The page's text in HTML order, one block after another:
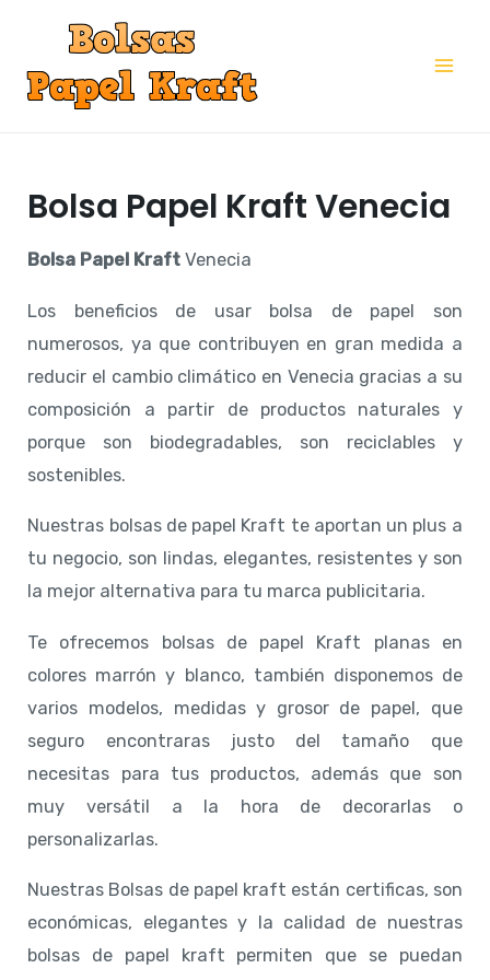
contenido
Bolsa Papel Kraft Venecia
Bolsa Papel Kraft Venecia
Los beneficios de usar bolsa de papel son
numerosos, ya que contribuyen en gran medida a
reducir el cambio climático en Venecia gracias a su
composición a partir de productos naturales y
porque son biodegradables, son reciclables y
sostenibles.
Nuestras bolsas de papel Kraft te aportan un plus a
tu negocio, son lindas, elegantes, resistentes y son
la mejor alternativa para tu marca publicitaria.
Te ofrecemos bolsas de papel Kraft planas en
colores marrón y blanco, también disponemos de
varios modelos, medidas y grosor de papel, que
seguro encontraras justo del tamaño que
necesitas para tus productos, además que son
muy versátil a la hora de decorarlas o
personalizarlas.
Nuestras Bolsas de papel kraft están certificas, son
económicas, elegantes y la calidad de nuestras
bolsas de papel kraft permiten que se puedan